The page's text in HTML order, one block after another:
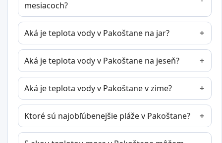
mesiacoch?
Aká je teplota vody v Pakoštane na jar?
Aká je teplota vody v Pakoštane na jeseň?
Aká je teplota vody v Pakoštane v zime?
Ktoré sú najobľúbenejšie pláže v Pakoštane?